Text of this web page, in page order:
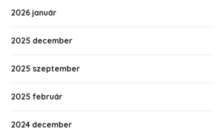
2026 január
2025 december
2025 szeptember
2025 február
2024 december